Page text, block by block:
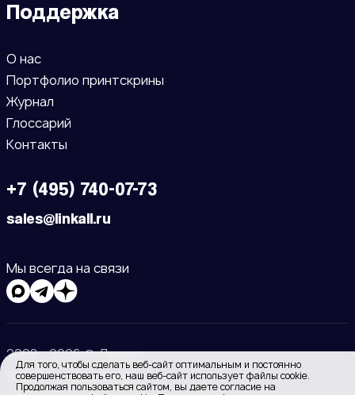
Для того, чтобы сделать веб-сайт оптимальным и постоянно
совершенствовать его, наш веб-сайт использует файлы cookie.
Продолжая пользоваться сайтом, вы даете согласие на
Поддержка
О нас
Портфолио принтскрины
Журнал
Глоссарий
Контакты
+7 (495) 740-07-73
sales@linkall.ru
Мы всегда на связи
2008 - 2026 © Линкол
Москва
Владимир